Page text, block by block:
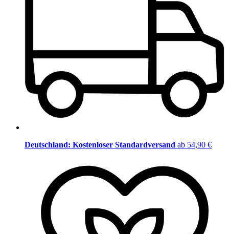
Deutschland: Kostenloser Standardversand ab 54,90 €